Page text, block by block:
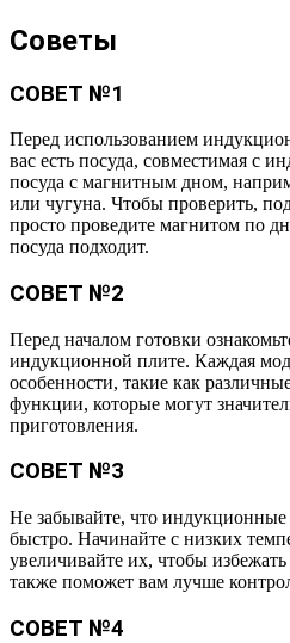
Советы
СОВЕТ №1
Перед использованием
вас есть посуда, совместимая с
посуда с магнитным дном,
или чугуна. Чтобы проверить,
просто проведите магнитом по
посуда подходит.
СОВЕТ №2
Перед началом готовки
индукционной плите. Каждая
особенности, такие как
функции, которые могут
приготовления.
СОВЕТ №3
Не забывайте, что
быстро. Начинайте с низких
увеличивайте их, чтобы
также поможет вам лучше
СОВЕТ №4